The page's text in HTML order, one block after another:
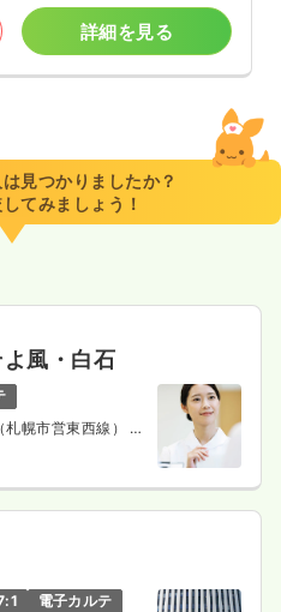
詳細を見る
見つかりましたか？
てみましょう！
風・白石
札幌市営東西線） 徒
電子カルテ